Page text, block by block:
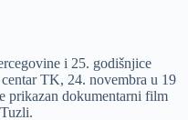
i 25. godišnjice
TK, 24. novembra u 19
prikazan dokumentarni film